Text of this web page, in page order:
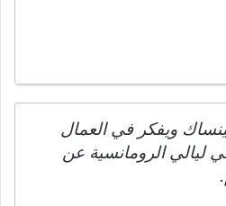
ويفكر في العمال
ليالي الرومانسية عن